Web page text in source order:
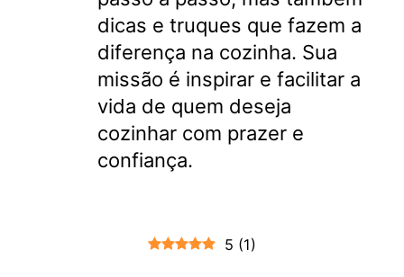
dicas e truques que fazem a
diferença na cozinha. Sua
missão é inspirar e facilitar a
vida de quem deseja
cozinhar com prazer e
confiança.
5 (1)